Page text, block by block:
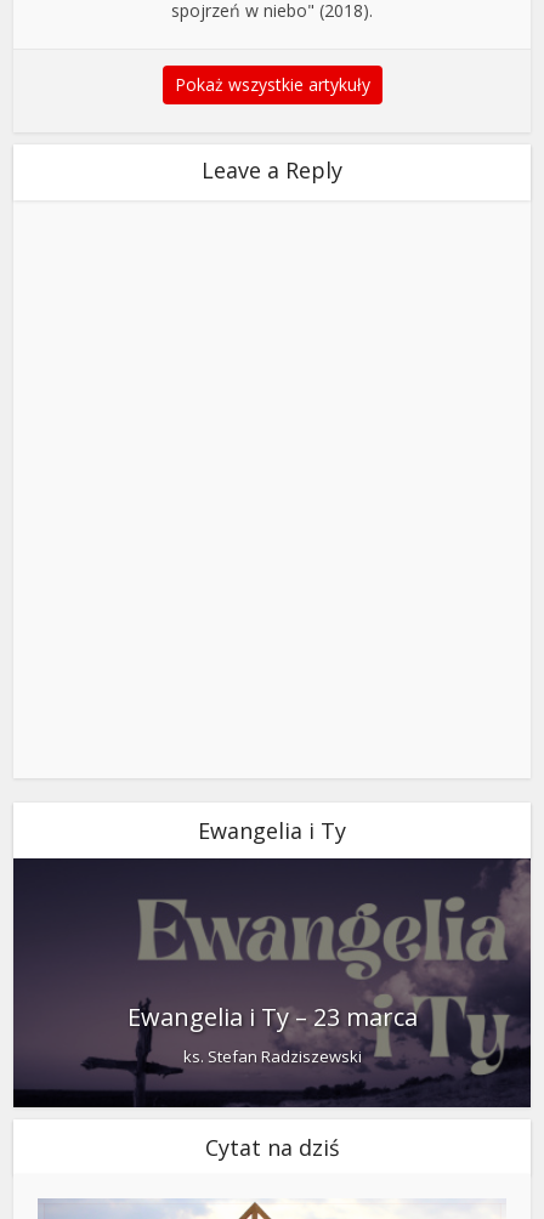
spojrzeń w niebo" (2018).
Pokaż wszystkie artykuły
Leave a Reply
Ewangelia i Ty
Ewangelia i Ty – 23 marca
ks. Stefan Radziszewski
Cytat na dziś